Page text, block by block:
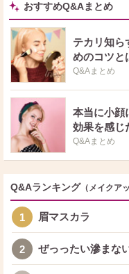
おすすめQ&Aまとめ
テカリ知ら
めのコツと
Q&Aまとめ
本当に小顔
効果を感じ
Q&Aまとめ
Q&Aランキング （メイクア
1 眉マスカラ
2 ぜっったい滲まな